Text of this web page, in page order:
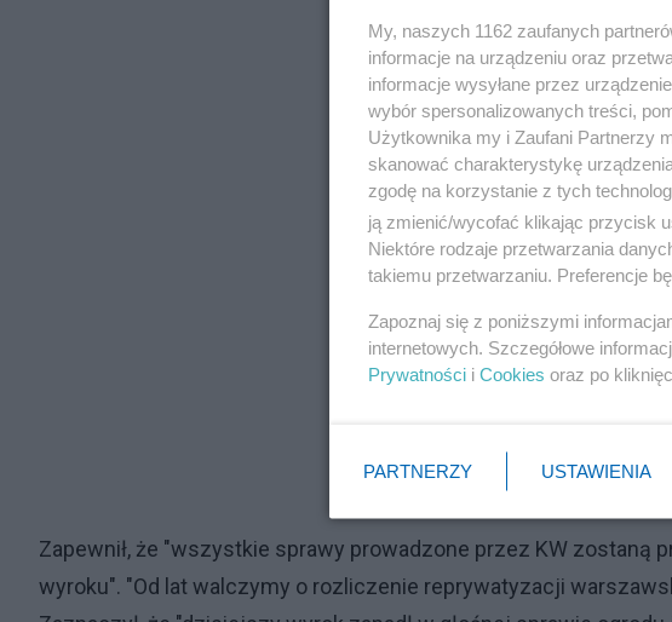
Zapewnił, że "wszystkie sprawy prowadzone przez KW zostaną
wyroku". "Od lat walczymy o rozliczenie reprywatyzacji
My, naszych 1162 zaufanych
informacje na urządzeniu oraz
informacje wysyłane przez
wybór spersonalizowanych treści,
Użytkownika my i Zaufani Partnerzy
skanować charakterystykę
zgodę na korzystanie z tych
ją zmienić/wycofać klikając przycisk
Niektóre rodzaje przetwarzania
takiemu przetwarzaniu. Preferencje
Zapoznaj się z poniższymi
internetowych. Szczegółowe
Prywatności i Cookies oraz po
PARTNERZY USTAWIENIA